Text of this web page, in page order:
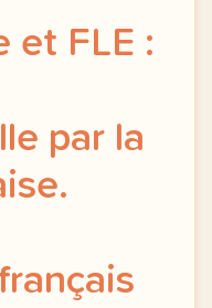
et FLE :
par la